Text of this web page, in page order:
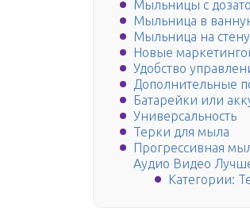
Мыльницы с
Мыльница в
Мыльница на стену
Новые
Удобство
Дополнительные
Батарейки или
Универсальность
Терки для мыла
Прогрессивная
Аудио Видео
Категории: